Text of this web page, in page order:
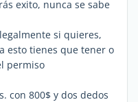
exito, nunca se sabe
si quieres,
esto tienes que tener o
permiso
con 800$ y dos dedos